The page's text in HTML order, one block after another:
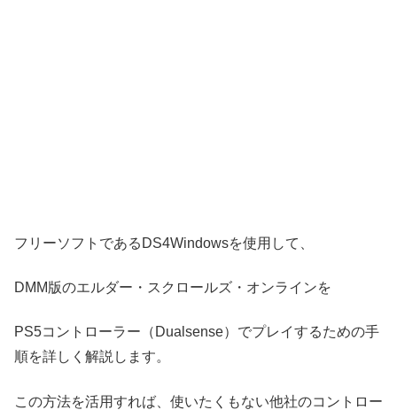
フリーソフトであるDS4Windowsを使用して、
DMM版のエルダー・スクロールズ・オンラインを
PS5コントローラー（Dualsense）でプレイするための手
順を詳しく解説します。
この方法を活用すれば、使いたくもない他社のコントロー